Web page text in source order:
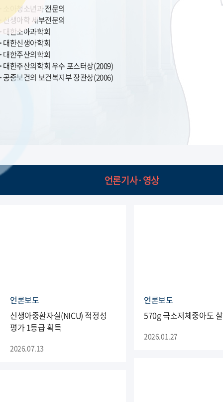
소아청소년과 전문의
신생아학 세부전문의
대한소아과학회
대한신생아학회
대한주산의학회
대한주산의학회 우수 포스터상(2009)
공중보건의 보건복지부 장관상(2006)
언론기사·영상
언론보도
신생아중환자실(NICU) 적정성
평가 1등급 획득
2026.07.13
언론보도
570g 극소저체중아도
2026.01.27